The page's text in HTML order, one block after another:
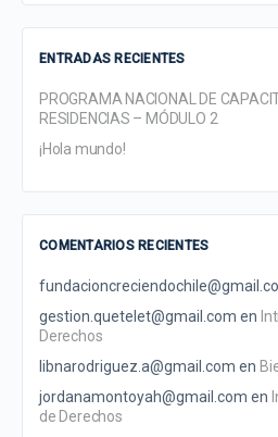
ENTRADAS RECIENTES
PROGRAMA NACIONAL DE
RESIDENCIAS – MÓDULO 2
¡Hola mundo!
COMENTARIOS RECIENTES
gestion.quetelet@gmail.com en
Derechos
libnarodriguez.a@gmail.com en
jordanamontoyah@gmail.com en
de Derechos